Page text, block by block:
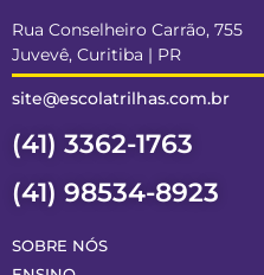
Rua Conselheiro Carrão, 755
Juvevê, Curitiba | PR
site@escolatrilhas.com.br
(41) 3362-1763
(41) 98534-8923
SOBRE NÓS